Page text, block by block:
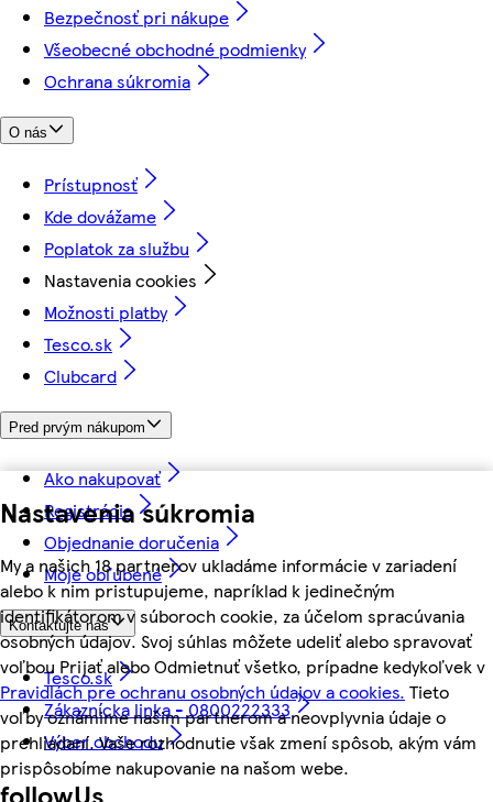
Nastavenia súkromia
My a našich 18 partnerov ukladáme informácie v zariadení
alebo k nim pristupujeme, napríklad k jedinečným
identifikátorom v súboroch cookie, za účelom spracúvania
osobných údajov. Svoj súhlas môžete udeliť alebo spravovať
voľbou Prijať alebo Odmietnuť všetko, prípadne kedykoľvek v
Pravidlách pre ochranu osobných údajov a cookies. Tieto
voľby oznámime našim partnerom a neovplyvnia údaje o
prehliadaní. Vaše rozhodnutie však zmení spôsob, akým vám
prispôsobíme nakupovanie na našom webe.
Bezpečnosť pri nákupe
Všeobecné obchodné podmienky
Ochrana súkromia
O nás
Prístupnosť
Kde dovážame
Poplatok za službu
Nastavenia cookies
Možnosti platby
Tesco.sk
Clubcard
Pred prvým nákupom
Ako nakupovať
Registrácia
Objednanie doručenia
Moje obľúbené
Kontaktujte nás
Tesco.sk
Zákaznícka linka - 0800222333
Výber obchodu
followUs